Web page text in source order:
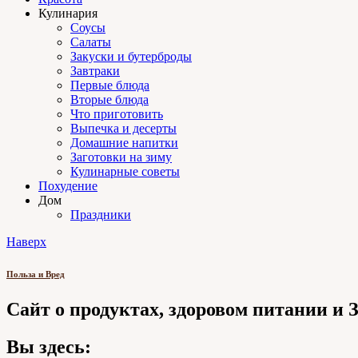
Кулинария
Соусы
Салаты
Закуски и бутерброды
Завтраки
Первые блюда
Вторые блюда
Что приготовить
Выпечка и десерты
Домашние напитки
Заготовки на зиму
Кулинарные советы
Похудение
Дом
Праздники
Наверх
Польза и Вред
Сайт о продуктах, здоровом питании
Вы здесь: